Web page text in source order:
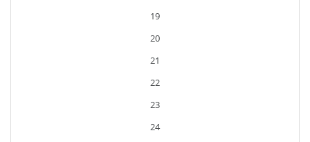
19
20
21
22
23
24